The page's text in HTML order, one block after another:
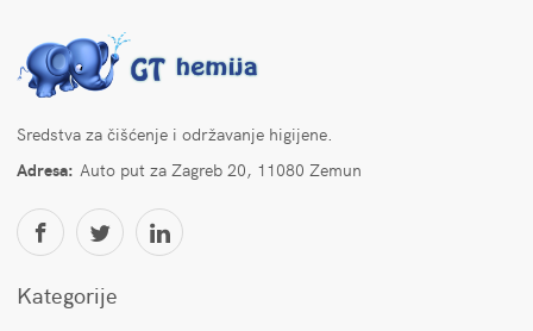
Sredstva za čišćenje i održavanje higijene.
Adresa: Auto put za Zagreb 20, 11080 Zemun
Kategorije